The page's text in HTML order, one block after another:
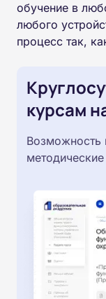
обучение в
любого
процесс так,
курсам
Возможность